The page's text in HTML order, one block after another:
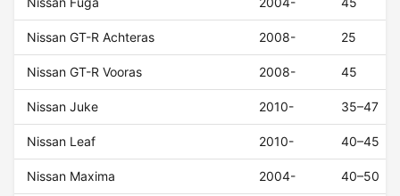
Nissan GT-R Achteras 2008- 25
Nissan GT-R Vooras 2008- 45
Nissan Juke 2010- 35–47
Nissan Leaf 2010- 40–45
Nissan Maxima 2004- 40–50